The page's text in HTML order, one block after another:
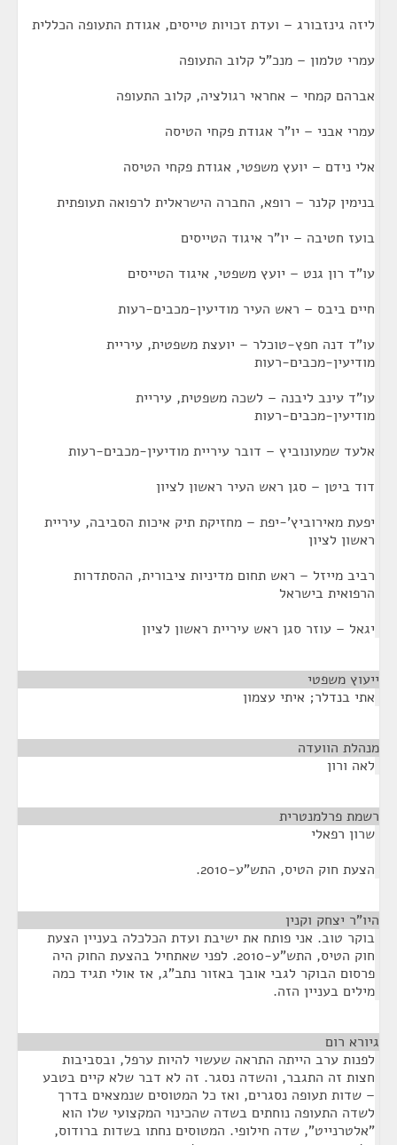
ליזה גינזבורג – ועדת זכויות טייסים, אגודת התעופה הכללית
עמרי טלמון – מנכ"ל קלוב התעופה
אברהם קמחי – אחראי רגולציה, קלוב התעופה
עמרי אבני – יו"ר אגודת פקחי הטיסה
אלי נידם – יועץ משפטי, אגודת פקחי הטיסה
בנימין קלנר – רופא, החברה הישראלית לרפואה תעופתית
בועז חטיבה – יו"ר איגוד הטייסים
עו"ד רון גנט – יועץ משפטי, איגוד הטייסים
חיים ביבס – ראש העיר מודיעין-מכבים-רעות
עו"ד דנה חפץ-טוכלר – יועצת משפטית, עיריית
מודיעין-מכבים-רעות
עו"ד עינב ליבנה – לשכה משפטית, עיריית
מודיעין-מכבים-רעות
אלעד שמעונוביץ – דובר עיריית מודיעין-מכבים-רעות
דוד ביטן – סגן ראש העיר ראשון לציון
יפעת מאירוביץ'-יפת – מחזיקת תיק איכות הסביבה, עיריית
ראשון לציון
רביב מייזל – ראש תחום מדיניות ציבורית, ההסתדרות
הרפואית בישראל
יגאל – עוזר סגן ראש עיריית ראשון לציון
ייעוץ משפטי
אתי בנדלר; איתי עצמון
מנהלת הוועדה
לאה ורון
רשמת פרלמנטרית
שרון רפאלי
הצעת חוק הטיס, התש"ע-2010.
היו"ר יצחק וקנין
בוקר טוב. אני פותח את ישיבת ועדת הכלכלה בעניין הצעת
חוק הטיס, התש"ע-2010. לפני שאתחיל בהצעת החוק היה
פרסום הבוקר לגבי אובך באזור נתב"ג, אז אולי תגיד כמה
מילים בעניין הזה.
גיורא רום
לפנות ערב הייתה התראה שעשוי להיות ערפל, ובסביבות
חצות זה התגבר, והשדה נסגר. זה לא דבר שלא קיים בטבע
– שדות תעופה נסגרים, ואז כל המטוסים שנמצאים בדרך
לשדה התעופה נוחתים בשדה שהכינוי המקצועי שלו הוא
"אלטרנייט", שדה חילופי. המטוסים נחתו בשדות ברודוס,